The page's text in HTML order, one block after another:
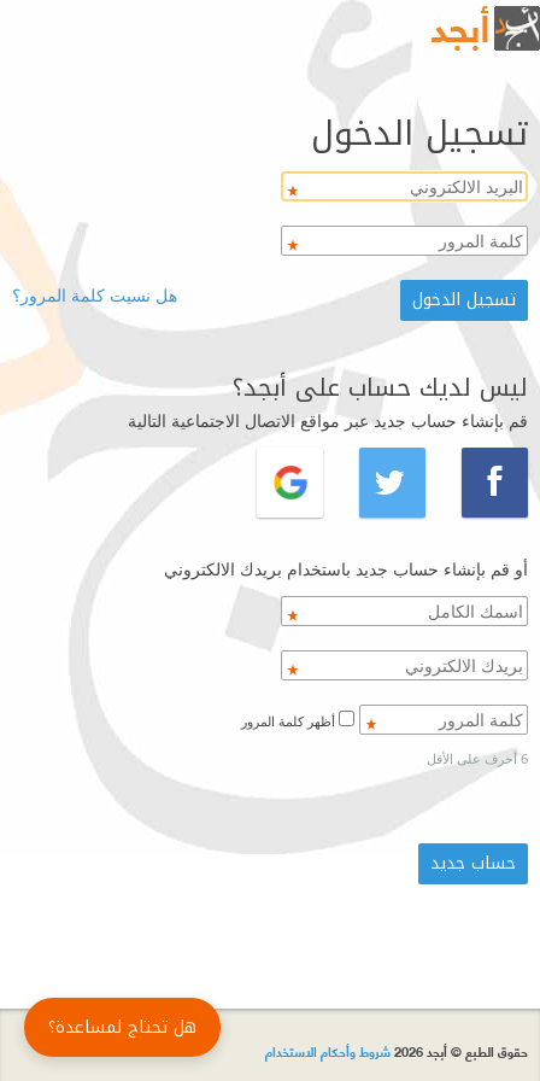
تسجيل الدخول
هل نسيت كلمة المرور؟
ليس لديك حساب على أبجد؟
قم بإنشاء حساب جديد عبر مواقع الاتصال الاجتماعية التالية
أو قم بإنشاء حساب جديد باستخدام بريدك الالكتروني
6 أحرف على الأقل
حقوق الطبع © أبجد 2026 شروط وأحكام الاستخدام
هل تحتاج لمساعدة؟